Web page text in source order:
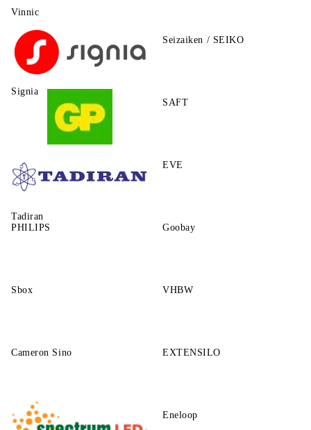
Vinnic
Signia
Seizaiken / SEIKO
SAFT
Tadiran
EVE
PHILIPS Goobay
Sbox VHBW
Cameron Sino EXTENSILO
Eneloop